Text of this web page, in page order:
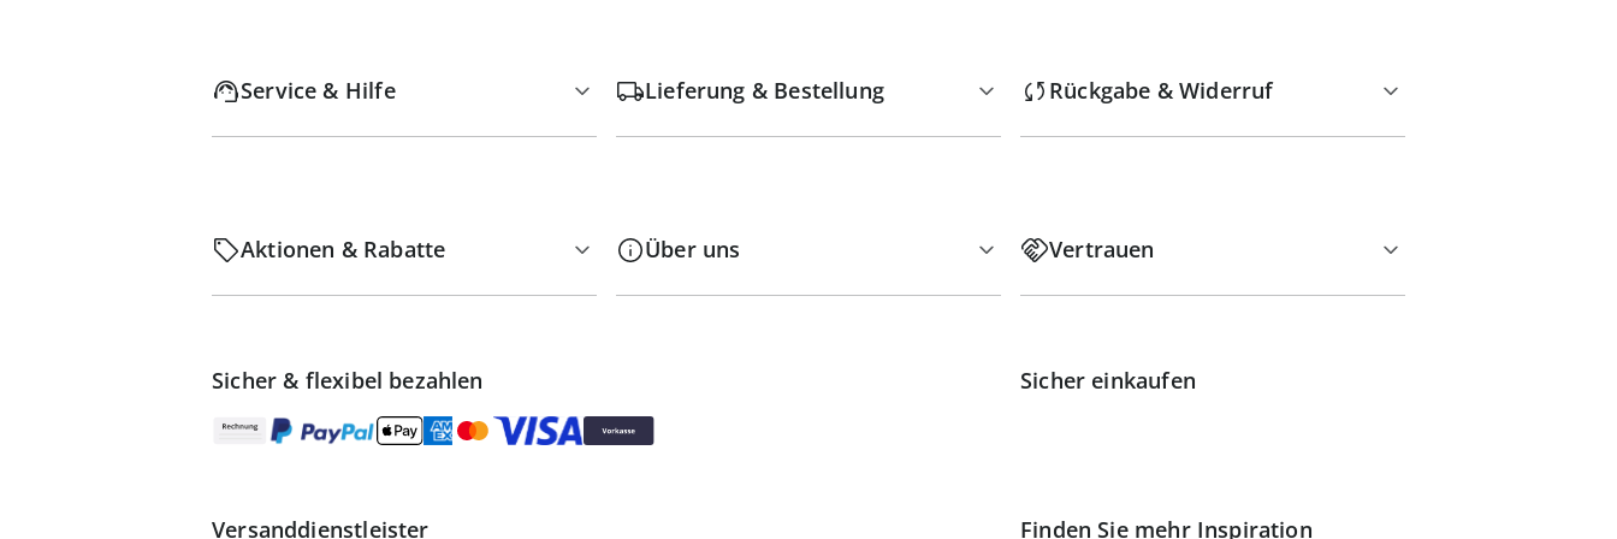
Service & Hilfe Lieferung & Bestellung Rückgabe & Widerruf
Aktionen & Rabatte Über uns Vertrauen
Sicher & flexibel bezahlen Sicher einkaufen
Versanddienstleister Finden Sie mehr Inspiration